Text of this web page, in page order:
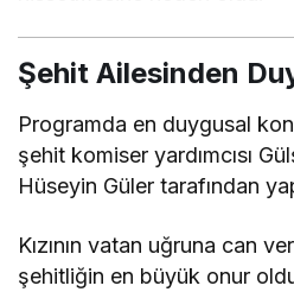
Şehit Ailesinden
Programda en duygusal
şehit komiser yardımcısı
Hüseyin Güler tarafından
Kızının vatan uğruna can
şehitliğin en büyük onur